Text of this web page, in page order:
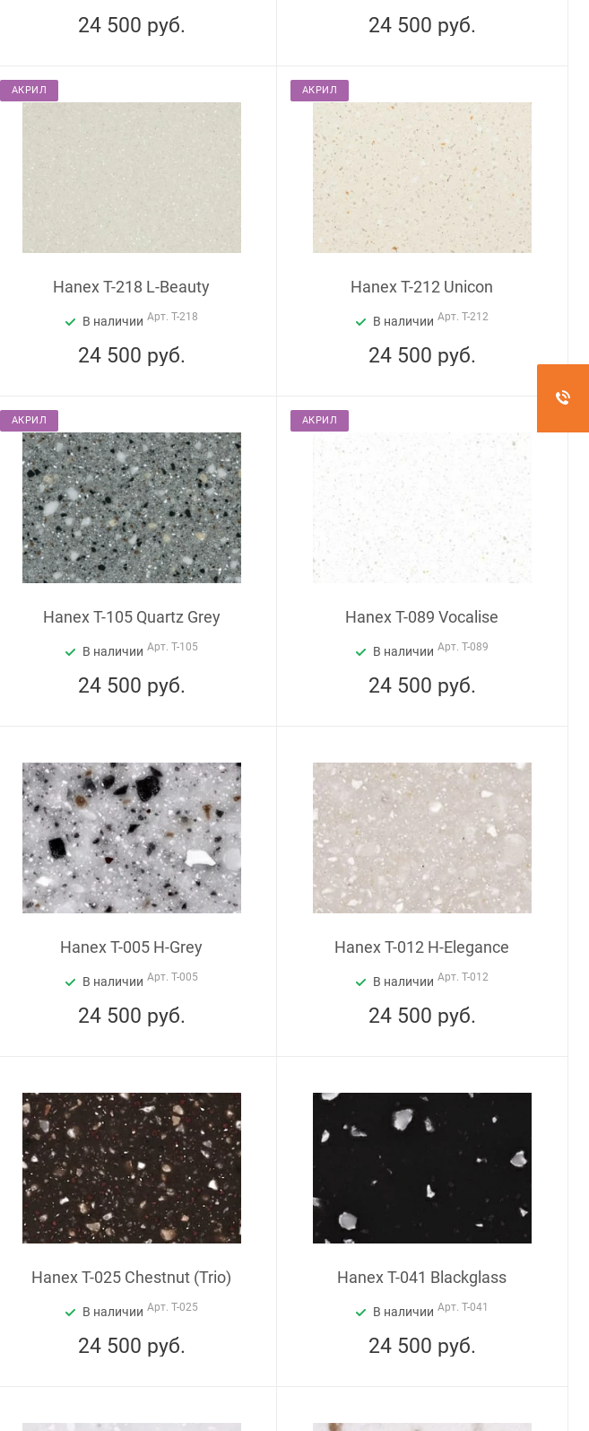
24 500 руб. 24 500 руб.
АКРИЛ
Hanex T-218 L-Beauty
В наличии Арт. T-218
24 500 руб.
АКРИЛ
Hanex T-212 Unicon
В наличии Арт. T-212
24 500 руб.
АКРИЛ
Hanex T-105 Quartz Grey
В наличии Арт. T-105
24 500 руб.
АКРИЛ
Hanex T-089 Vocalise
В наличии Арт. T-089
24 500 руб.
Hanex T-005 H-Grey
В наличии Арт. T-005
24 500 руб.
Hanex T-012 H-Elegance
В наличии Арт. T-012
24 500 руб.
Hanex T-025 Chestnut (Trio)
В наличии Арт. T-025
24 500 руб.
Hanex T-041 Blackglass
В наличии Арт. T-041
24 500 руб.